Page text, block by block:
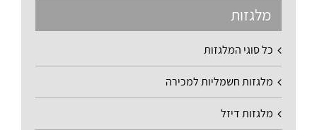
מלגזות
כל סוגי המלגזות
מלגזות חשמליות למכירה
מלגזות דיזל